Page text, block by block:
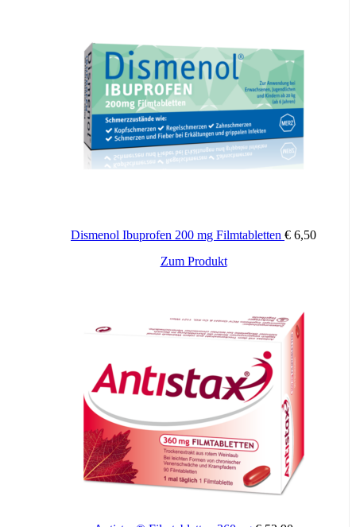
Zusätzliche Informationen
Packungsinhalt: 50 g, 100 g
Dismenol Ibuprofen 200 mg Filmtabletten € 6,50
Zum Produkt